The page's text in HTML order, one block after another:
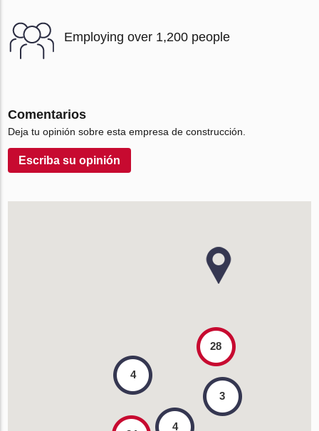
Employing over 1,200 people
Comentarios
Deja tu opinión sobre esta empresa de construcción.
Escriba su opinión
4
28
4
3